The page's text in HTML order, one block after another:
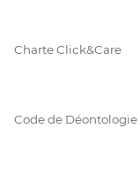
Charte Click&Care
Code de Déontologie